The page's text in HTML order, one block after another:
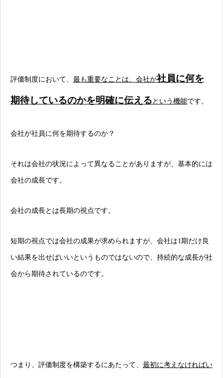
評価制度において、 最も重要なことは、会社が社員に何を
期待しているのかを明確に伝える という機能です。
会社が社員に何を期待するのか？
それは会社の状況によって異なることがありますが、基本的には
会社の成長です。
会社の成長とは長期の視点です。
短期の視点では会社の成果が求められますが、会社は1期だけ良
い結果を出せばいいというものではないので、持続的な成長が社
会から期待されているのです。
つまり、評価制度を構築するにあたって、 最初に考えなければい